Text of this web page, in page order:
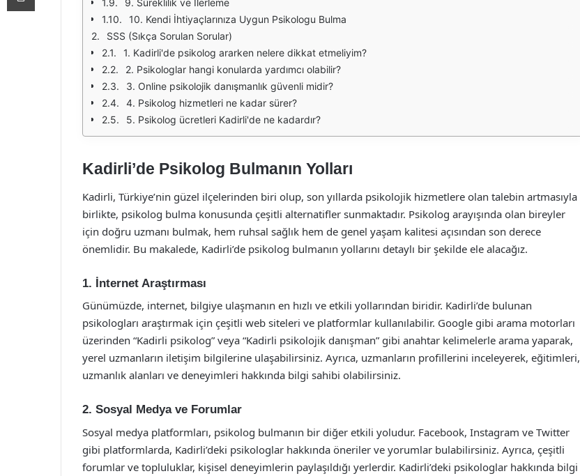
9. Süreklilik ve İlerleme
10. Kendi İhtiyaçlarınıza Uygun Psikologu Bulma
SSS (Sıkça Sorulan Sorular)
1. Kadirli'de psikolog ararken nelere dikkat etmeliyim?
2. Psikologlar hangi konularda yardımcı olabilir?
3. Online psikolojik danışmanlık güvenli midir?
4. Psikolog hizmetleri ne kadar sürer?
5. Psikolog ücretleri Kadirli'de ne kadardır?
Kadirli’de Psikolog Bulmanın Yolları
Kadirli, Türkiye’nin güzel ilçelerinden biri olup, son yıllarda psikolojik hizmetlere olan talebin artmasıyla
birlikte, psikolog bulma konusunda çeşitli alternatifler sunmaktadır. Psikolog arayışında olan bireyler
için doğru uzmanı bulmak, hem ruhsal sağlık hem de genel yaşam kalitesi açısından son derece
önemlidir. Bu makalede, Kadirli’de psikolog bulmanın yollarını detaylı bir şekilde ele alacağız.
1. İnternet Araştırması
Günümüzde, internet, bilgiye ulaşmanın en hızlı ve etkili yollarından biridir. Kadirli’de bulunan
psikologları araştırmak için çeşitli web siteleri ve platformlar kullanılabilir. Google gibi arama motorları
üzerinden “Kadirli psikolog” veya “Kadirli psikolojik danışman” gibi anahtar kelimelerle arama yaparak,
yerel uzmanların iletişim bilgilerine ulaşabilirsiniz. Ayrıca, uzmanların profillerini inceleyerek, eğitimleri,
uzmanlık alanları ve deneyimleri hakkında bilgi sahibi olabilirsiniz.
2. Sosyal Medya ve Forumlar
Sosyal medya platformları, psikolog bulmanın bir diğer etkili yoludur. Facebook, Instagram ve Twitter
gibi platformlarda, Kadirli’deki psikologlar hakkında öneriler ve yorumlar bulabilirsiniz. Ayrıca, çeşitli
forumlar ve topluluklar, kişisel deneyimlerin paylaşıldığı yerlerdir. Kadirli’deki psikologlar hakkında bilgi